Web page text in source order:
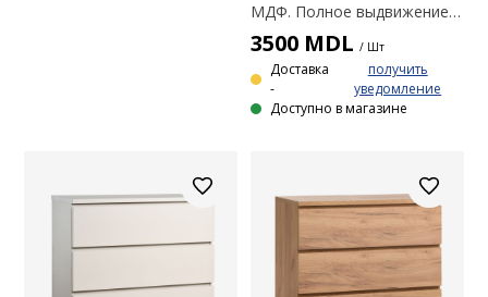
МДФ. Полное выдвижение ящика. 58x130x44 см.
3500 MDL / Шт
Доставка
-
получить
уведомление
Доступно в магазине